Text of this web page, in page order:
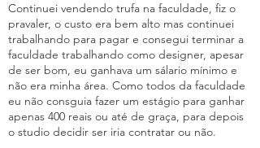
Continuei vendendo trufa na faculdade, fiz o
pravaler, o custo era bem alto mas continuei
trabalhando para pagar e consegui terminar a
faculdade trabalhando como designer, apesar
de ser bom, eu ganhava um sálario mínimo e
não era minha área. Como todos da faculdade
eu não consguia fazer um estágio para ganhar
apenas 400 reais ou até de graça, para depois
o studio decidir ser iria contratar ou não.